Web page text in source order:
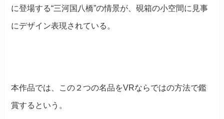
に登場する“三河国八橋”の情景が、硯箱の小空間に見事
にデザイン表現されている。
本作品では、この２つの名品をVRならではの方法で鑑
賞するという。